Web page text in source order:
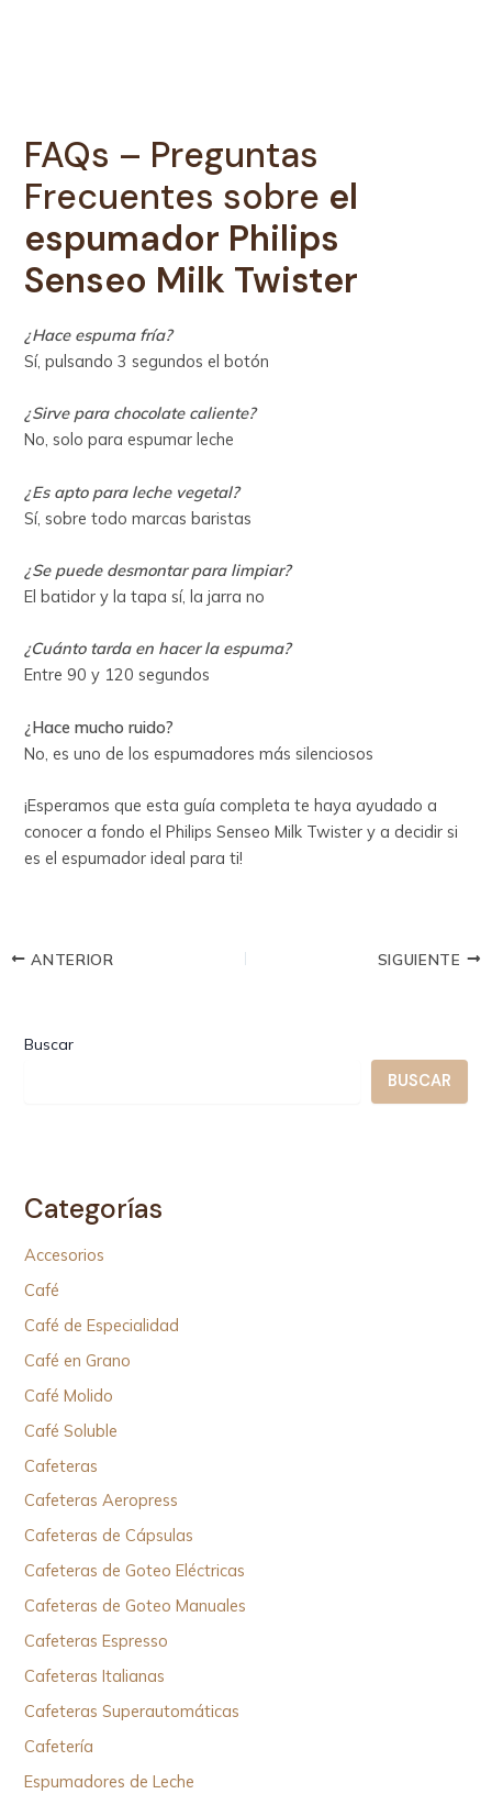
FAQs – Preguntas
Frecuentes sobre el
espumador Philips
Senseo Milk Twister
¿Hace espuma fría?
Sí, pulsando 3 segundos el botón
¿Sirve para chocolate caliente?
No, solo para espumar leche
¿Es apto para leche vegetal?
Sí, sobre todo marcas baristas
¿Se puede desmontar para limpiar?
El batidor y la tapa sí, la jarra no
¿Cuánto tarda en hacer la espuma?
Entre 90 y 120 segundos
¿Hace mucho ruido?
No, es uno de los espumadores más silenciosos
¡Esperamos que esta guía completa te haya ayudado a
conocer a fondo el Philips Senseo Milk Twister y a decidir si
es el espumador ideal para ti!
ANTERIOR SIGUIENTE
Buscar
BUSCAR
Categorías
Accesorios
Café
Café de Especialidad
Café en Grano
Café Molido
Café Soluble
Cafeteras
Cafeteras Aeropress
Cafeteras de Cápsulas
Cafeteras de Goteo Eléctricas
Cafeteras de Goteo Manuales
Cafeteras Espresso
Cafeteras Italianas
Cafeteras Superautomáticas
Cafetería
Espumadores de Leche